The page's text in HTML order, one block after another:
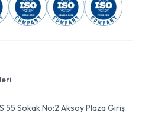
55 Sokak No:2 Aksoy Plaza Giriş